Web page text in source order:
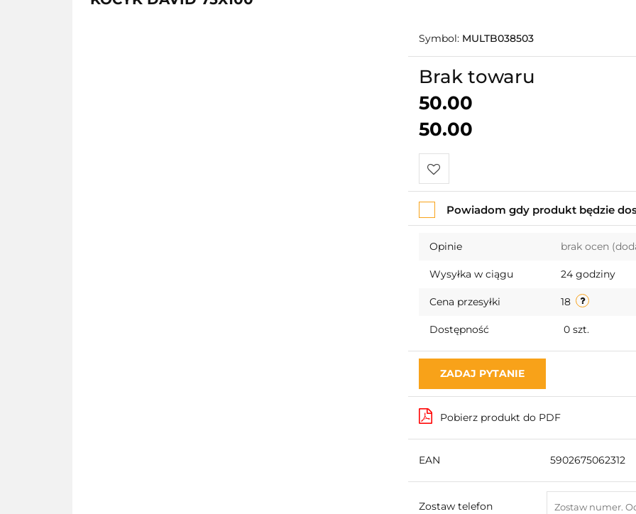
Symbol: MULTB038503
Brak towaru
50.00
50.00
Do
przechowalni
Powiadom gdy produkt będzie
Opinie brak ocen
Wysyłka w ciągu 24 godziny
Cena przesyłki 18
Dostępność 0 szt.
ZADAJ PYTANIE
Pobierz produkt do PDF
EAN 5902675062312
Zostaw telefon